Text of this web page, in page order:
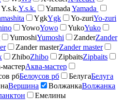
Y.s.k.Y.s.k. Yamada Yamada
YgkYgk Yo-zuriYo-zuri
YowoYowo YukoYuko
YumoshiYumoshi ZanderZander
Zander masterZander master
ZhiboZhibo ZipbaitsZipbaits
мастерАква-мастер
рбБелоусов рб БелугаБелуга
Вершина ВолжанкаВолжанка
Емелины